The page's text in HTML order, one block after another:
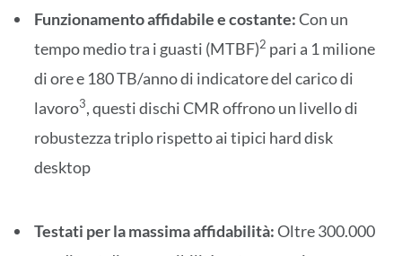
Funzionamento affidabile e costante:Con un
tempo medio tra i guasti (MTBF)2 pari a 1 milione
di ore e 180 TB/anno di indicatore del carico di
lavoro3, questi dischi CMR offrono un livello di
robustezza triplo rispetto ai tipici hard disk
desktop
Testati per la massima affidabilità:Oltre 300.000